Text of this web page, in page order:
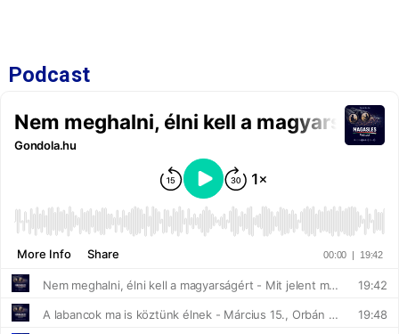
Podcast